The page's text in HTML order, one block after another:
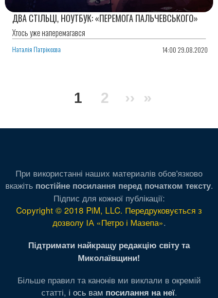
ДВА СТІЛЬЦІ, НОУТБУК: «ПЕРЕМОГА ПАЛЬЧЕВСЬКОГО»
Хтось уже наперемагався
Наталія Патрікєєва 14:00 29.08.2020
Поточна
1 Сторінка
2
Наступна
››
Остання
»
При використанні наших материалів обов'язково
вкажіть постійне посилання перед початком тексту.
Підпис для кожної публікації:
Copyright © 2018 PiM, LLC. Передруковується з
дозволу ІА «Петро і Мазепа».
Підтримати найкращу редакцію світу та
Миколаївщини!
Більше правил та канонів ми виклали в окремій
статті, і ось вам посилання на неї.